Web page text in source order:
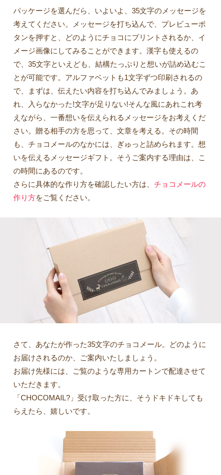
パッケージを選んだら、いよいよ、35文字のメッセージを
考えてください。メッセージを打ち込んで、プレビューボ
タンを押すと、どのようにチョコにプリントされるか、イ
メージ画像にしてみることができます。漢字も使えるの
で、35文字といえども、結構たっぷりと想いが詰め込むこ
とが可能です。アルファベットも1文字ずつ印刷されるの
で、まずは、伝えたい内容を打ち込んでみましょう。あ
れ、入らなかった!文字が足りない!そんな風にあれこれ考
えながら、一番想いを伝えられるメッセージをお考えくだ
さい。贈る相手の方を思って、文章を考える。その時間
も、チョコメールのなかには、ぎゅっと詰められます。想
いを伝えるメッセージギフト。そうご案内する理由は、こ
の時間にあるのです。
さらに具体的な作り方を確認したい方は、 チョコメールの
作り方をご覧ください。
さて、あなたが作った35文字のチョコメール。どのように
お届けされるのか、ご案内いたしましょう。
お届け先様には、ご覧のような専用カートンで配達させて
いただきます。
「CHOCOMAIL?」受け取った方に、そうドキドキしても
らえたら、嬉しいです。